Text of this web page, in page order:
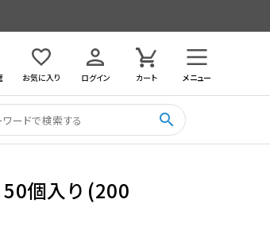
お気に入り ログイン カート メニュー
search
50個入り (200